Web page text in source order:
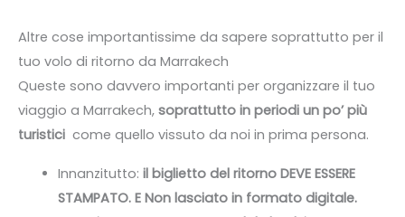
Altre cose importantissime da sapere soprattutto per il
tuo volo di ritorno da Marrakech
Queste sono davvero importanti per organizzare il tuo
viaggio a Marrakech, soprattutto in periodi un po’ più
turistici come quello vissuto da noi in prima persona.
Innanzitutto: il biglietto del ritorno DEVE ESSERE
STAMPATO. E Non lasciato in formato digitale.